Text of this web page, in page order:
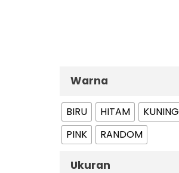
Warna
BIRU HITAM
KUNING
PINK
RANDOM
Ukuran